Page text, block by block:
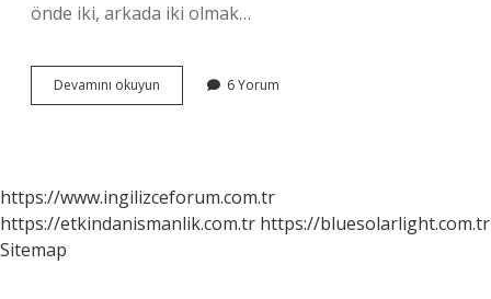
önde iki, arkada iki olmak…
Devamını okuyun
Rot
6 Yorum
https://www.ingilizceforum.com.tr
https://etkindanismanlik.com.tr https://bluesolarlight.com.tr
Sitemap